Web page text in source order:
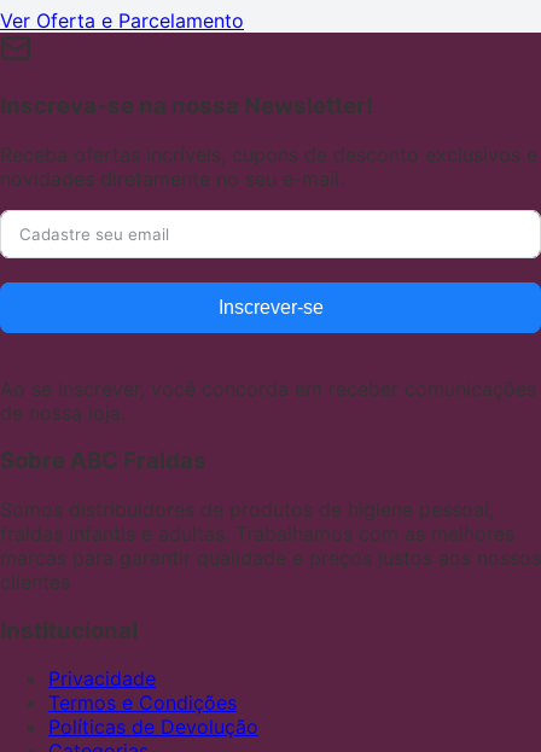
Ver Oferta e Parcelamento
Inscreva-se na nossa Newsletter!
Receba ofertas incríveis, cupons de desconto exclusivos e
novidades diretamente no seu e-mail.
Inscrever-se
Ao se inscrever, você concorda em receber comunicações
de nossa loja.
Sobre ABC Fraldas
Somos distribuidores de produtos de higiene pessoal,
fraldas infantis e adultas. Trabalhamos com as melhores
marcas para garantir qualidade e preços justos aos nossos
clientes
Institucional
Privacidade
Termos e Condições
Políticas de Devolução